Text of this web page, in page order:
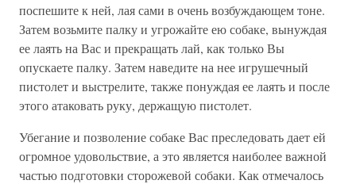
поспешите к ней, лая сами в очень возбуждающем тоне.
Затем возьмите палку и угрожайте ею собаке, вынуждая
ее лаять на Вас и прекращать лай, как только Вы
опускаете палку. Затем наведите на нее игрушечный
пистолет и выстрелите, также понуждая ее лаять и после
этого атаковать руку, держащую пистолет.
Убегание и позволение собаке Вас преследовать дает ей
огромное удовольствие, а это является наиболее важной
частью подготовки сторожевой собаки. Как отмечалось